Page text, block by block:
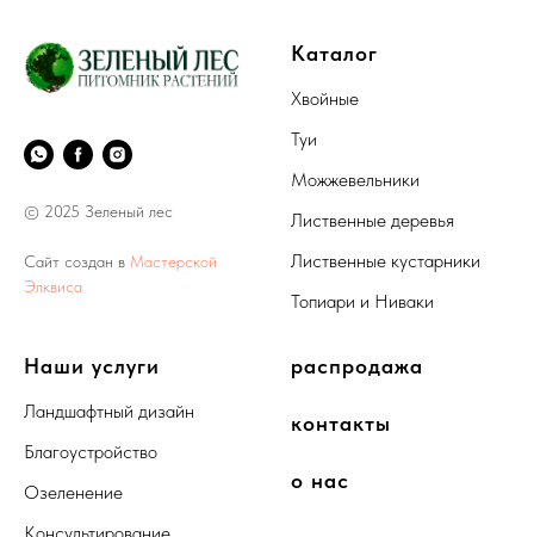
© 2025 Зеленый лес
Сайт создан в Мастерской
Элквиса
Каталог
Хвойные
Туи
Можжевельники
Лиственные деревья
Лиственные кустарники
Топиари и Ниваки
Наши услуги
Ландшафтный дизайн
Благоустройство
Озеленение
распродажа
контакты
о нас